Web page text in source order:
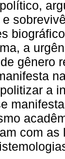
a
gênero
a
com